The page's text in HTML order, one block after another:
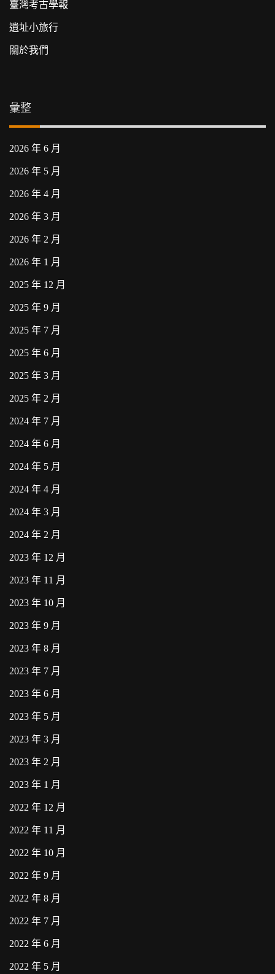
臺灣考古學報
遺址小旅行
關於我們
彙整
2026 年 6 月
2026 年 5 月
2026 年 4 月
2026 年 3 月
2026 年 2 月
2026 年 1 月
2025 年 12 月
2025 年 9 月
2025 年 7 月
2025 年 6 月
2025 年 3 月
2025 年 2 月
2024 年 7 月
2024 年 6 月
2024 年 5 月
2024 年 4 月
2024 年 3 月
2024 年 2 月
2023 年 12 月
2023 年 11 月
2023 年 10 月
2023 年 9 月
2023 年 8 月
2023 年 7 月
2023 年 6 月
2023 年 5 月
2023 年 3 月
2023 年 2 月
2023 年 1 月
2022 年 12 月
2022 年 11 月
2022 年 10 月
2022 年 9 月
2022 年 8 月
2022 年 7 月
2022 年 6 月
2022 年 5 月